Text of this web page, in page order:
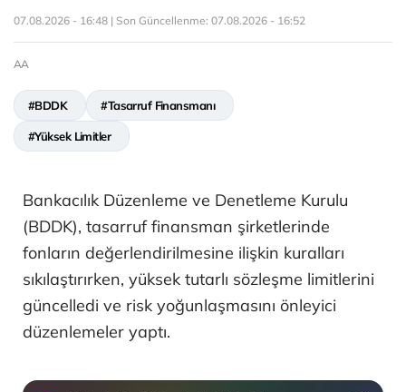
07.08.2026 - 16:48 | Son Güncellenme: 07.08.2026 - 16:52
AA
#BDDK #Tasarruf Finansmanı
#Yüksek Limitler
Bankacılık Düzenleme ve Denetleme Kurulu
(BDDK), tasarruf finansman şirketlerinde
fonların değerlendirilmesine ilişkin kuralları
sıkılaştırırken, yüksek tutarlı sözleşme limitlerini
güncelledi ve risk yoğunlaşmasını önleyici
düzenlemeler yaptı.